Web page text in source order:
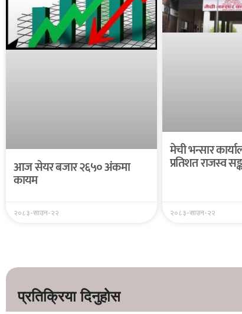
आज सेयर बजार २६५० अंकमा
कायम
२०८३-साउन-२२
मेची भन्सार
प्रतिशत राजस्व
२०८३-साउन-२२